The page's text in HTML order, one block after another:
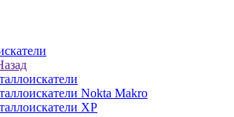
Nokta Makro
XP